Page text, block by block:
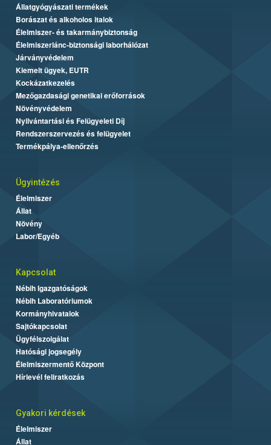
Állatgyógyászati termékek
Borászat és alkoholos italok
Élelmiszer- és takarmánybiztonság
Élelmiszerlánc-biztonsági laborhálózat
Járványvédelem
Kiemelt ügyek, EUTR
Kockázatkezelés
Mezőgazdasági genetikai erőforrások
Növényvédelem
Nyilvántartási és Felügyeleti Díj
Rendszerszervezés és felügyelet
Termékpálya-ellenőrzés
Ügyintézés
Élelmiszer
Állat
Növény
Labor/Egyéb
Kapcsolat
Nébih Igazgatóságok
Nébih Laboratóriumok
Kormányhivatalok
Sajtókapcsolat
Ügyfélszolgálat
Hatósági jogsegély
Élelmiszermentő Központ
Hírlevél feliratkozás
Gyakori kérdések
Élelmiszer
Állat